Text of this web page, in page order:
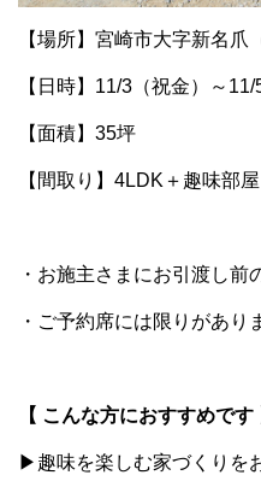
【場所】宮崎市大字新名爪
【日時】11/3（祝金）～11/
【面積】35坪
【間取り】4LDK＋趣味部
・お施主さまにお引渡し前
・ご予約席には限りがあり
【 こんな方におすすめです
▶趣味を楽しむ家づくりを